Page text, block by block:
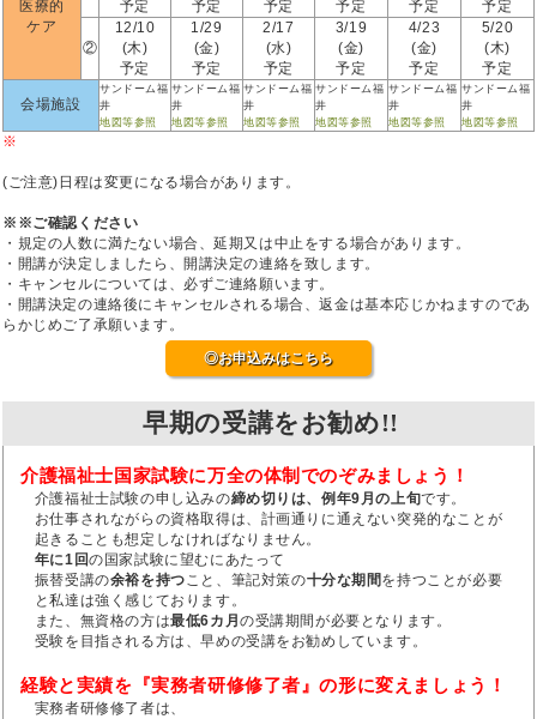
医療的
ケア
予定 予定 予定 予定 予定 予定
②
12/10
(木)
予定
1/29
(金)
予定
2/17
(水)
予定
3/19
(金)
予定
4/23
(金)
予定
5/20
(木)
予定
会場施設
サンドーム福
井
地図等参照
サンドーム福
井
地図等参照
サンドーム福
井
地図等参照
サンドーム福
井
地図等参照
サンドーム福
井
地図等参照
サンドーム福
井
地図等参照
※
(ご注意)日程は変更になる場合があります。
※※ご確認ください
・規定の人数に満たない場合、延期又は中止をする場合があります。
・開講が決定しましたら、開講決定の連絡を致します。
・キャンセルについては、必ずご連絡願います。
・開講決定の連絡後にキャンセルされる場合、返金は基本応じかねますのであ
らかじめご了承願います。
◎お申込みはこちら
早期の受講をお勧め!!
介護福祉士国家試験に万全の体制でのぞみましょう！
介護福祉士試験の申し込みの締め切りは、例年9月の上旬です。
お仕事されながらの資格取得は、計画通りに通えない突発的なことが
起きることも想定しなければなりません。
年に1回の国家試験に望むにあたって
振替受講の余裕を持つこと、筆記対策の十分な期間を持つことが必要
と私達は強く感じております。
また、無資格の方は最低6カ月の受講期間が必要となります。
受験を目指される方は、早めの受講をお勧めしています。
経験と実績を『実務者研修修了者』の形に変えましょう！
実務者研修修了者は、